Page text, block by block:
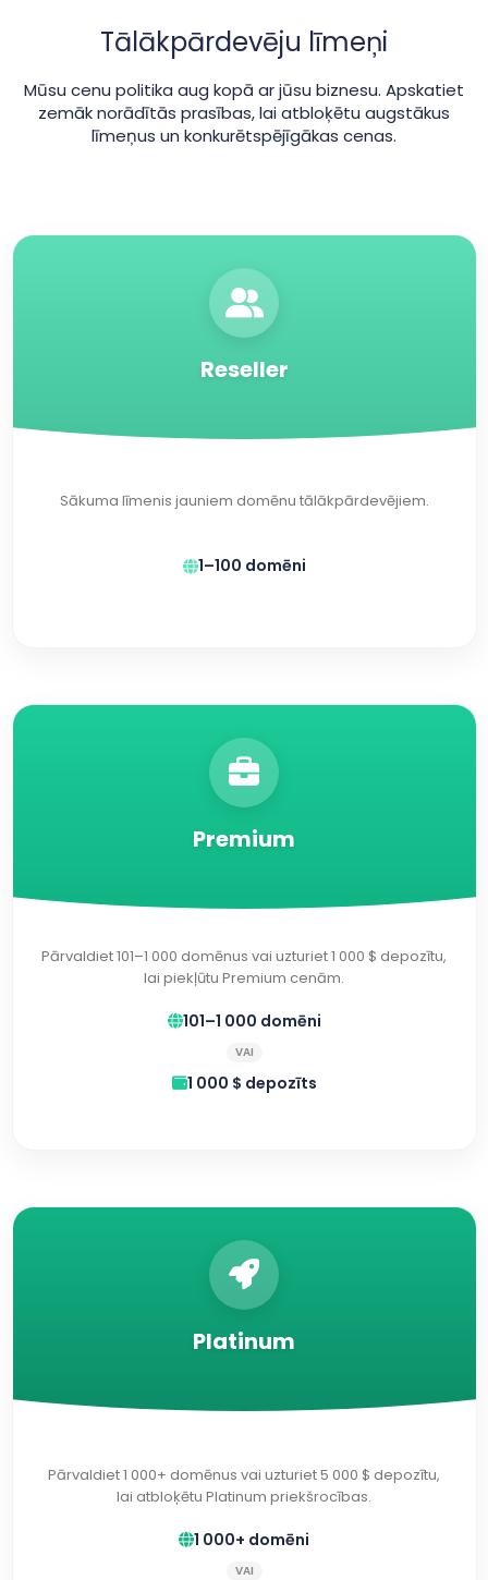
Tālākpārdevēju līmeņi
Mūsu cenu politika aug kopā ar jūsu biznesu. Apskatiet
zemāk norādītās prasības, lai atbloķētu augstākus
līmeņus un konkurētspējīgākas cenas.
Reseller
Sākuma līmenis jauniem domēnu tālākpārdevējiem.
1–100 domēni
Premium
Pārvaldiet 101–1 000 domēnus vai uzturiet 1 000 $ depozītu,
lai piekļūtu Premium cenām.
101–1 000 domēni
VAI
1 000 $ depozīts
Platinum
Pārvaldiet 1 000+ domēnus vai uzturiet 5 000 $ depozītu,
lai atbloķētu Platinum priekšrocības.
1 000+ domēni
VAI